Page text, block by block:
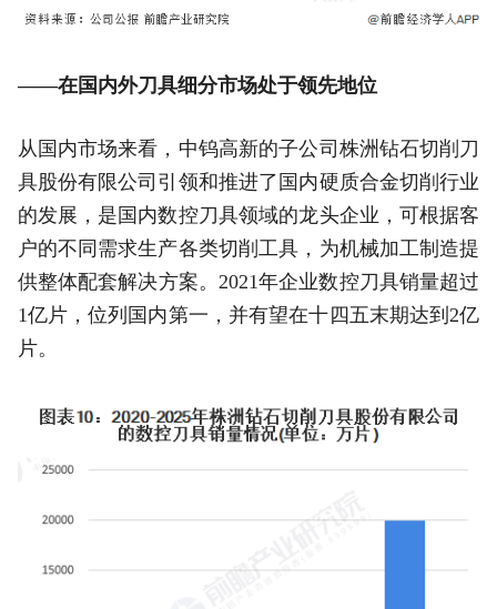
——在国内外刀具细分市场处于领先地位
从国内市场来看，中钨高新的子公司株洲钻石切削刀
具股份有限公司引领和推进了国内硬质合金切削行业
的发展，是国内数控刀具领域的龙头企业，可根据客
户的不同需求生产各类切削工具，为机械加工制造提
供整体配套解决方案。2021年企业数控刀具销量超过
1亿片，位列国内第一，并有望在十四五末期达到2亿
片。